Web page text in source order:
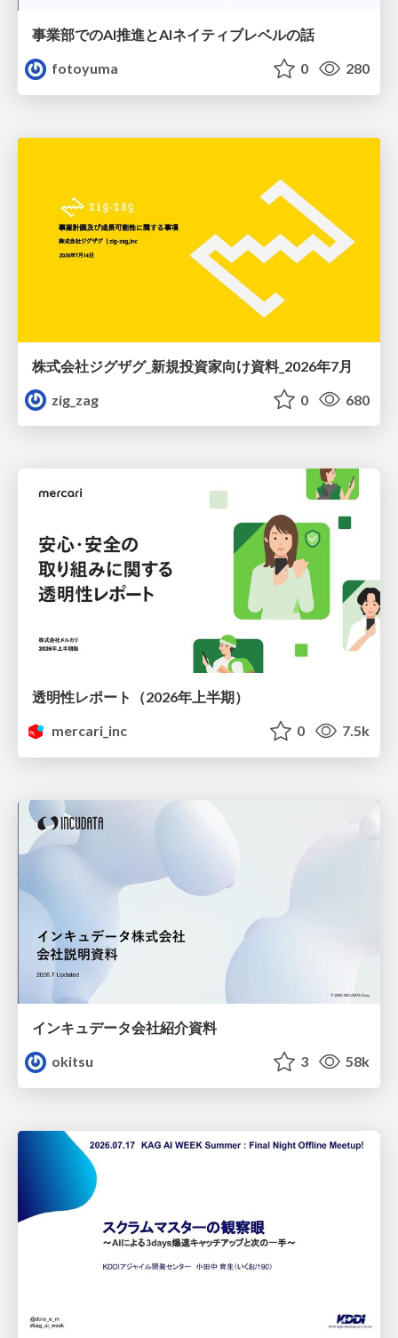
事業部でのAI推進とAIネイティブレベルの話
fotoyuma
0 280
株式会社ジグザグ_新規投資家向け資料_2026年7月
zig_zag
0 680
透明性レポート（2026年上半期）
mercari_inc
0 7.5k
インキュデータ会社紹介資料
okitsu
3 58k